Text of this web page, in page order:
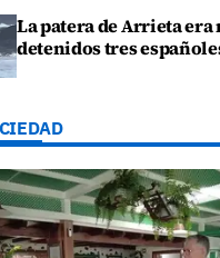
La patera de Arrieta
detenidos tres